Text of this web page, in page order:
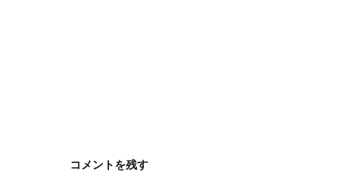
コメントを残す